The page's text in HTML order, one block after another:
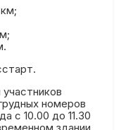
номеров
с 10.00 до 11.30